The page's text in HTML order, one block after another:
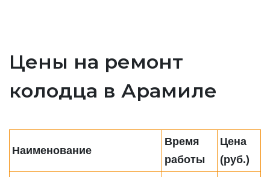
Цены на ремонт
колодца в Арамиле
Наименование
Время
работы
Цена
(руб.)